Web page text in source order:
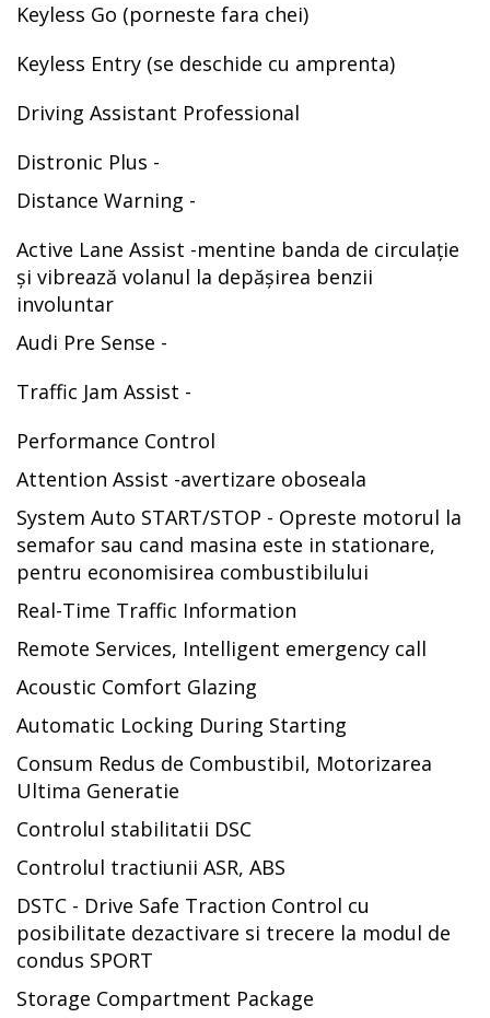
Keyless Go (porneste fara chei)
Keyless Entry (se deschide cu amprenta)
Driving Assistant Professional
Distronic Plus -
Distance Warning -
Active Lane Assist -mentine banda de circulație
și vibrează volanul la depășirea benzii
involuntar
Audi Pre Sense -
Traffic Jam Assist -
Performance Control
Attention Assist -avertizare oboseala
System Auto START/STOP - Opreste motorul la
semafor sau cand masina este in stationare,
pentru economisirea combustibilului
Real-Time Traffic Information
Remote Services, Intelligent emergency call
Acoustic Comfort Glazing
Automatic Locking During Starting
Consum Redus de Combustibil, Motorizarea
Ultima Generatie
Controlul stabilitatii DSC
Controlul tractiunii ASR, ABS
DSTC - Drive Safe Traction Control cu
posibilitate dezactivare si trecere la modul de
condus SPORT
Storage Compartment Package